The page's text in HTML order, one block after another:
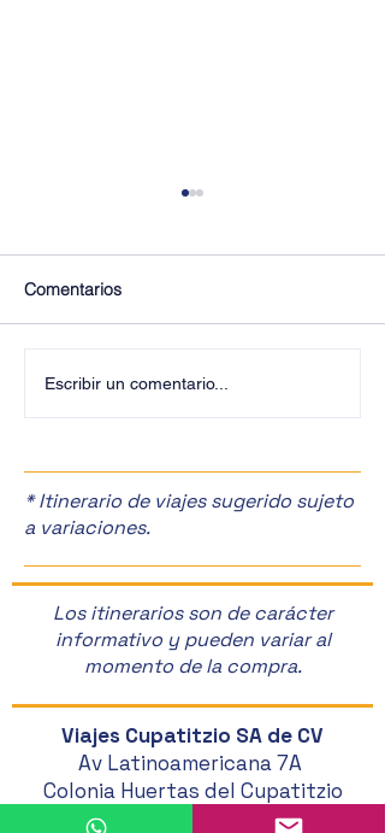
Comentarios
Escribir un comentario...
* Itinerario de viajes sugerido sujeto
a variaciones.
Los itinerarios son de carácter
informativo y pueden variar al
momento de la compra.
Viajes Cupatitzio SA de CV
Av Latinoamericana 7A
Colonia Huertas del Cupatitzio
CP 60080 Uruapan, Michoacán